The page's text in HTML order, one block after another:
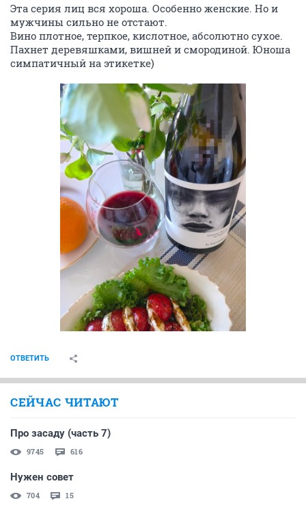
Эта серия лиц вся хороша. Особенно женские. Но и
мужчины сильно не отстают.
Вино плотное, терпкое, кислотное, абсолютно сухое.
Пахнет деревяшками, вишней и смородиной. Юноша
симпатичный на этикетке)
ОТВЕТИТЬ
СЕЙЧАС ЧИТАЮТ
Про засаду (часть 7)
9745 616
Нужен совет
704 15